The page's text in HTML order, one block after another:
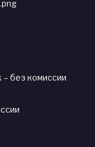
– без комиссии